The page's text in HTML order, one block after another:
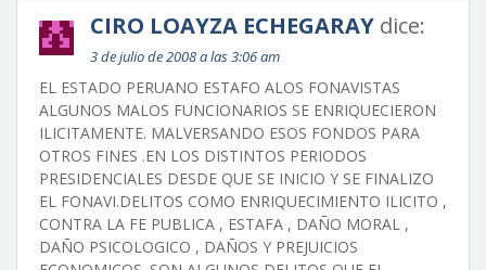
CIRO LOAYZA ECHEGARAY dice:
3 de julio de 2008 a las 3:06 am
EL ESTADO PERUANO ESTAFO ALOS FONAVISTAS
ALGUNOS MALOS FUNCIONARIOS SE ENRIQUECIERON
ILICITAMENTE. MALVERSANDO ESOS FONDOS PARA
OTROS FINES .EN LOS DISTINTOS PERIODOS
PRESIDENCIALES DESDE QUE SE INICIO Y SE FINALIZO
EL FONAVI.DELITOS COMO ENRIQUECIMIENTO ILICITO ,
CONTRA LA FE PUBLICA , ESTAFA , DAÑO MORAL ,
DAÑO PSICOLOGICO , DAÑOS Y PREJUICIOS